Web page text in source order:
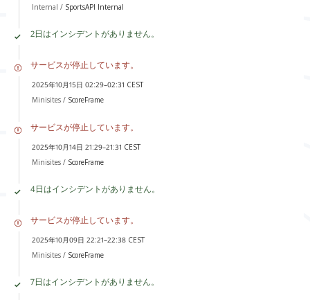
Internal / SportsAPI Internal
2日はインシデントがありません。
サービスが停止しています。
2025年10月15日 02:29–02:31 CEST
Minisites / ScoreFrame
サービスが停止しています。
2025年10月14日 21:29–21:31 CEST
Minisites / ScoreFrame
4日はインシデントがありません。
サービスが停止しています。
2025年10月09日 22:21–22:38 CEST
Minisites / ScoreFrame
7日はインシデントがありません。